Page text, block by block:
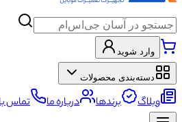
وارد شوید
دسته‌بندی محصولات
وبلاگ برندها درباره ما تماس